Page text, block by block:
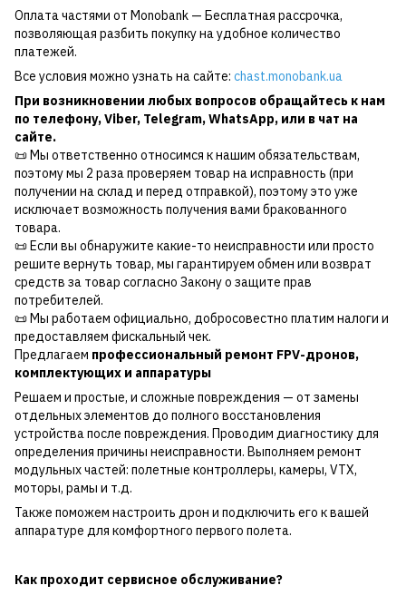
Оплата частями от Monobank — Бесплатная рассрочка,
позволяющая разбить покупку на удобное количество
платежей.
Все условия можно узнать на сайте: chast.monobank.ua
При возникновении любых вопросов обращайтесь к нам
по телефону,Viber, Telegram,WhatsApp, или в чат на
сайте.
📜 Мы ответственно относимся к нашим обязательствам,
поэтому мы 2 раза проверяем товар на исправность (при
получении на склад и перед отправкой), поэтому это уже
исключает возможность получения вами бракованного
товара.
📜 Если вы обнаружите какие-то неисправности или просто
решите вернуть товар, мы гарантируем обмен или возврат
средств за товар согласно Закону о защите прав
потребителей.
📜 Мы работаем официально, добросовестно платим налоги и
предоставляем фискальный чек.
Предлагаем профессиональный ремонт FPV-дронов,
комплектующих и аппаратуры
Решаем и простые, и сложные повреждения — от замены
отдельных элементов до полного восстановления
устройства после повреждения. Проводим диагностику для
определения причины неисправности. Выполняем ремонт
модульных частей: полетные контроллеры, камеры, VTX,
моторы, рамы и т.д.
Также поможем настроить дрон и подключить его к вашей
аппаратуре для комфортного первого полета.
Как проходит сервисное обслуживание?